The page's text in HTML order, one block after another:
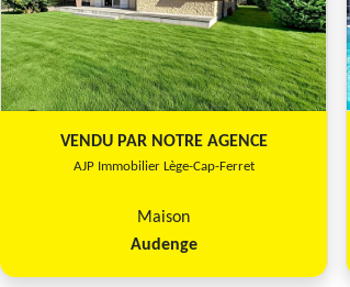
Lege Cap Ferret
184 m² 934 m² 4 2
REF5034 - AJP Immobilier Lège-Cap-Ferret
Previous Next
VENDU PAR NOTRE AGENCE
AJP Immobilier Lège-Cap-Ferret
Maison
Audenge